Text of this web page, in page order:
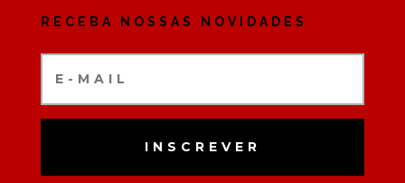
RECEBA NOSSAS NOVIDADES
INSCREVER